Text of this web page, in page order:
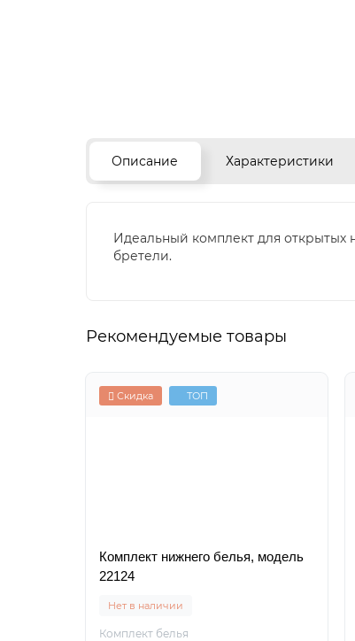
Описание Характеристики
Идеальный комплект для открытых
бретели.
Рекомендуемые товары
Скидка ТОП
Комплект нижнего белья, модель
22124
Нет в наличии
Комплект белья